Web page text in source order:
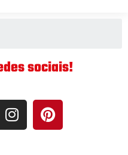
sociais!